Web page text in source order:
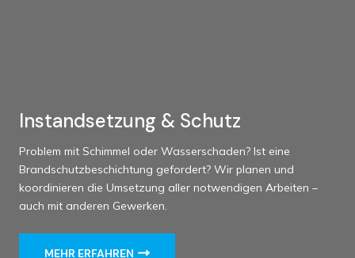
Instandsetzung & Schutz
Problem mit Schimmel oder Wasserschaden? Ist eine
Brandschutzbeschichtung gefordert? Wir planen und
koordinieren die Umsetzung aller notwendigen Arbeiten –
auch mit anderen Gewerken.
MEHR ERFAHREN